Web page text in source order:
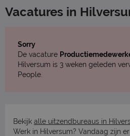
Vacatures in
Sorry
De vacature
Hilversum is 3 weken geleden
People.
Bekijk alle uitzendbureaus in
Werk in Hilversum? Vandaag zijn